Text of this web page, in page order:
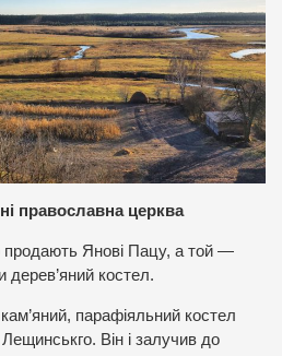
православна церква
продають Янові Пацу, а той —
костел.
парафіяльний костел
Він і залучив до